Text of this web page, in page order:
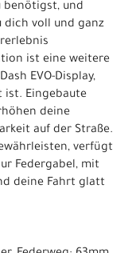
benötigst, und
dich voll und ganz
ist eine weitere
EVO-Display,
ist. Eingebaute
deine
auf der Straße.
verfügt
Federgabel, mit
deine Fahrt glatt